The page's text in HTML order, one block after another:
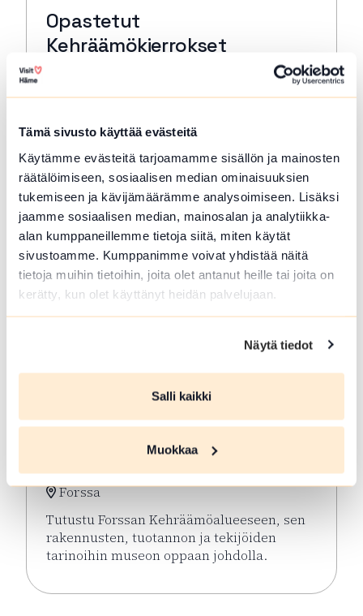
Tämä sivusto käyttää evästeitä
Käytämme evästeitä tarjoamamme sisällön ja mainosten
räätälöimiseen, sosiaalisen median ominaisuuksien
tukemiseen ja kävijämäärämme analysoimiseen. Lisäksi
jaamme sosiaalisen median, mainosalan ja analytiikka-
alan kumppaneillemme tietoja siitä, miten käytät
sivustoamme. Kumppanimme voivat yhdistää näitä
tietoja muihin tietoihin, joita olet antanut heille tai joita on
kerätty, kun olet käyttänyt heidän palvelujaan.
Näytä tiedot
Salli kaikki
Muokkaa
Opastetut
Kehräämökierrokset
Tutustu Forssan Kehräämöalueeseen, sen
tarinoihin museon oppaan johdolla.
Lue lisää tapahtumasta Opastetut
Kehräämökierrokset
Forssa
Tutustu Forssan Kehräämöalueeseen, sen
rakennusten, tuotannon ja tekijöiden
tarinoihin museon oppaan johdolla.
Lue lisää tapahtumasta Opastetut